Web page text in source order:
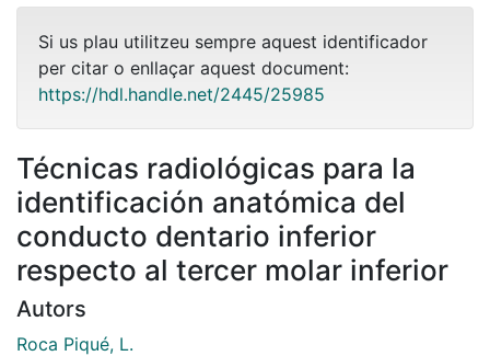
Si us plau utilitzeu sempre aquest identificador
per citar o enllaçar aquest document:
https://hdl.handle.net/2445/25985
Técnicas radiológicas para la
identificación anatómica del
conducto dentario inferior
respecto al tercer molar inferior
Autors
Roca Piqué, L.